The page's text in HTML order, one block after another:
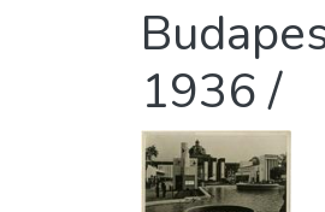
1936 /